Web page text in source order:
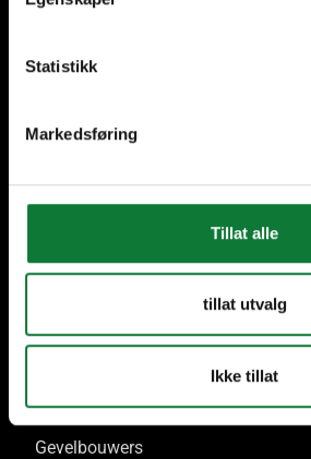
Statistikk
Markedsføring
Tillat alle
tillat utvalg
Ikke tillat
Schuifpuien
Kozijnen
Gevelbekleding
Gevelbouwers